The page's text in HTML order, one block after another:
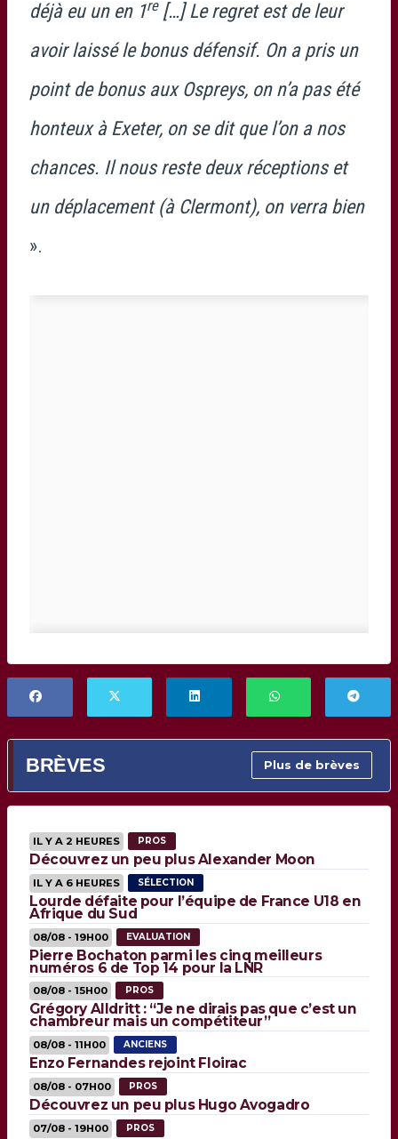
déjà eu un en 1re[…] Le regret est de leur
avoir laissé le bonus défensif. On a pris un
point de bonus aux Ospreys, on n’a pas été
honteux à Exeter, on se dit que l’on a nos
chances. Il nous reste deux réceptions et
un déplacement (à Clermont), on verra bien
».
BRÈVES Plus de brèves
IL Y A 2 HEURES PROS
Découvrez un peu plus Alexander Moon
IL Y A 6 HEURES SÉLECTION
Lourde défaite pour l’équipe de France U18 en
Afrique du Sud
08/08 - 19H00 EVALUATION
Pierre Bochaton parmi les cinq meilleurs
numéros 6 de Top 14 pour la LNR
08/08 - 15H00 PROS
Grégory Alldritt : “Je ne dirais pas que c’est un
chambreur mais un compétiteur”
08/08 - 11H00 ANCIENS
Enzo Fernandes rejoint Floirac
08/08 - 07H00 PROS
Découvrez un peu plus Hugo Avogadro
07/08 - 19H00 PROS